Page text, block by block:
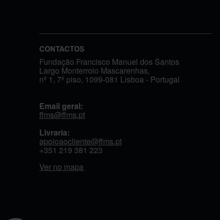
CONTACTOS
Fundação Francisco Manuel dos Santos
Largo Monterroio Mascarenhas,
nº 1, 7º piso, 1099-081 Lisboa - Portugal
Email geral:
ffms@ffms.pt
Livraria:
apoioaocliente@ffms.pt
+351 219 381 223
Ver no mapa